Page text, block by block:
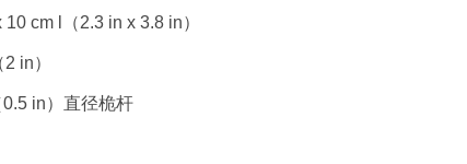
cm l（2.3 in x 3.8 in）
in）
in）直径桅杆